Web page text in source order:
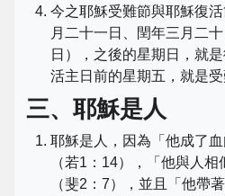
今之耶穌受難節與耶穌復
月二十一日、閏年三月二
日），之後的星期日，就
活主日前的星期五，就是受
三、耶穌是人
耶穌是人，因為「他成了血
（若1：14），「他與人相
（斐2：7），並且「他帶